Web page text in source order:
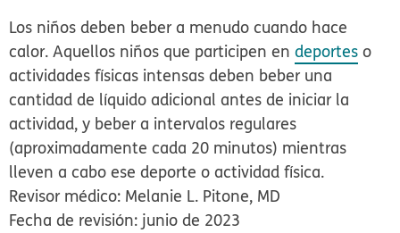
Los niños deben beber a menudo cuando hace
calor. Aquellos niños que participen endeportes o
actividades físicas intensas deben beber una
cantidad de líquido adicional antes de iniciar la
actividad, y beber a intervalos regulares
(aproximadamente cada 20 minutos) mientras
lleven a cabo ese deporte o actividad física.
Revisor médico: Melanie L. Pitone, MD
Fecha de revisión: junio de 2023